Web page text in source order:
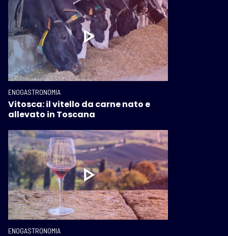
ENOGASTRONOMIA
Vitosca: il vitello da carne nato e
allevato in Toscana
ENOGASTRONOMIA